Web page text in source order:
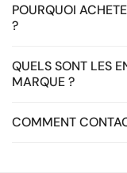
POURQUOI
?
QUELS SONT LES
MARQUE ?
COMMENT